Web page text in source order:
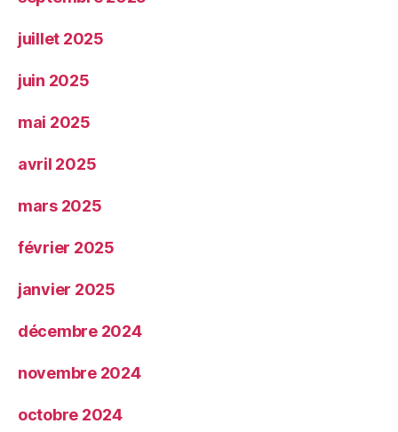
juillet 2025
juin 2025
mai 2025
avril 2025
mars 2025
février 2025
janvier 2025
décembre 2024
novembre 2024
octobre 2024